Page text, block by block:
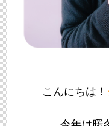
こんにちは！